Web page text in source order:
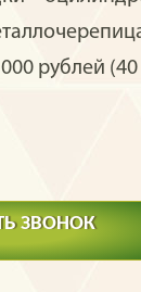
рублей (40
ЗВОНОК